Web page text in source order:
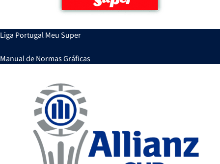
Liga Portugal Meu Super
Manual de Normas Gráficas